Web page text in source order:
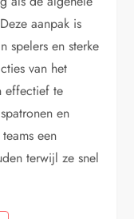
aanpak is
spelers en sterke
van het
effectief te
en
een
terwijl ze snel